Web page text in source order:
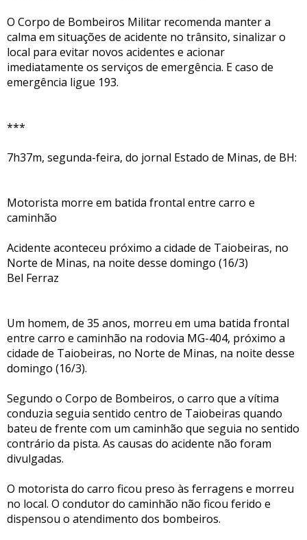
O Corpo de Bombeiros Militar recomenda manter a
calma em situações de acidente no trânsito, sinalizar o
local para evitar novos acidentes e acionar
imediatamente os serviços de emergência. E caso de
emergência ligue 193.
***
7h37m, segunda-feira, do jornal Estado de Minas, de BH:
Motorista morre em batida frontal entre carro e
caminhão
Acidente aconteceu próximo a cidade de Taiobeiras, no
Norte de Minas, na noite desse domingo (16/3)
Bel Ferraz
Um homem, de 35 anos, morreu em uma batida frontal
entre carro e caminhão na rodovia MG-404, próximo a
cidade de Taiobeiras, no Norte de Minas, na noite desse
domingo (16/3).
Segundo o Corpo de Bombeiros, o carro que a vítima
conduzia seguia sentido centro de Taiobeiras quando
bateu de frente com um caminhão que seguia no sentido
contrário da pista. As causas do acidente não foram
divulgadas.
O motorista do carro ficou preso às ferragens e morreu
no local. O condutor do caminhão não ficou ferido e
dispensou o atendimento dos bombeiros.